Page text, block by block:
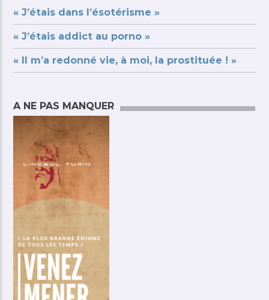
« J’étais dans l’ésotérisme »
« J’étais addict au porno »
« Il m’a redonné vie, à moi, la prostituée ! »
A NE PAS MANQUER